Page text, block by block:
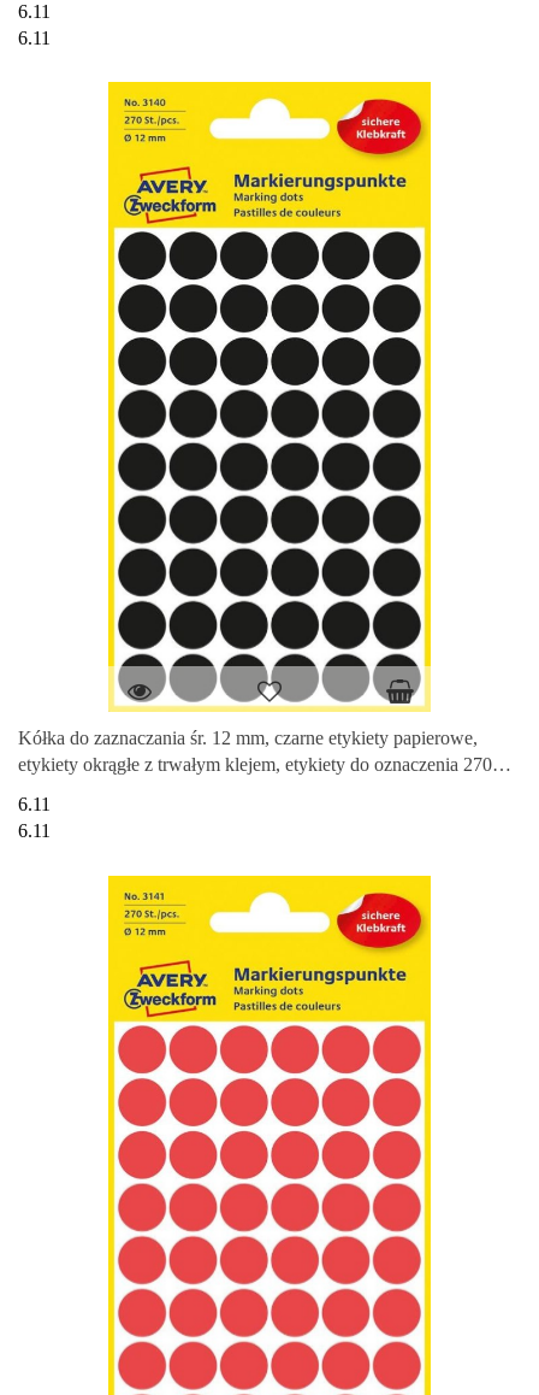
6.11
6.11
Kółka do zaznaczania śr. 12 mm, czarne etykiety papierowe,
etykiety okrągłe z trwałym klejem, etykiety do oznaczenia 270
6.11
6.11